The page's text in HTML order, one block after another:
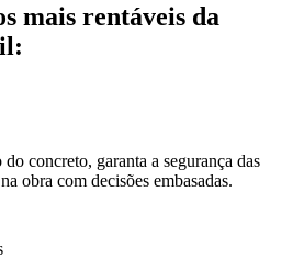
mais rentáveis da
concreto, garanta a segurança das
obra com decisões embasadas.